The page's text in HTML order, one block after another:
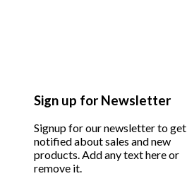
Sign up for Newsletter
Signup for our newsletter to get
notified about sales and new
products. Add any text here or
remove it.